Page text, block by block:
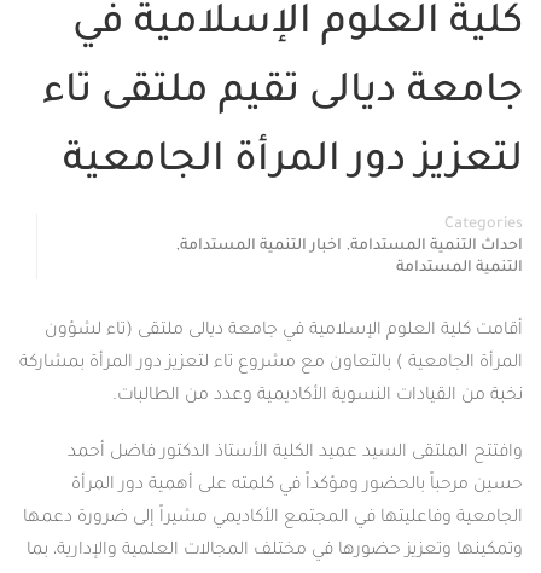
الإسلامية في
ديالى تقيم ملتقى تاء
دور المرأة الجامعية
المستدامة,اخبار التنمية المستدامة,
الإسلامية في جامعة ديالى ملتقى (تاء لشؤون
) بالتعاون مع مشروع تاء لتعزيز دور المرأة بمشاركة
النسوية الأكاديمية وعدد من الطالبات.
السيد عميد الكلية الأستاذ الدكتور فاضل أحمد
ومؤكداً في كلمته على أهمية دور المرأة
في المجتمع الأكاديمي مشيراً إلى ضرورة دعمها
حضورها في مختلف المجالات العلمية والإدارية، بما